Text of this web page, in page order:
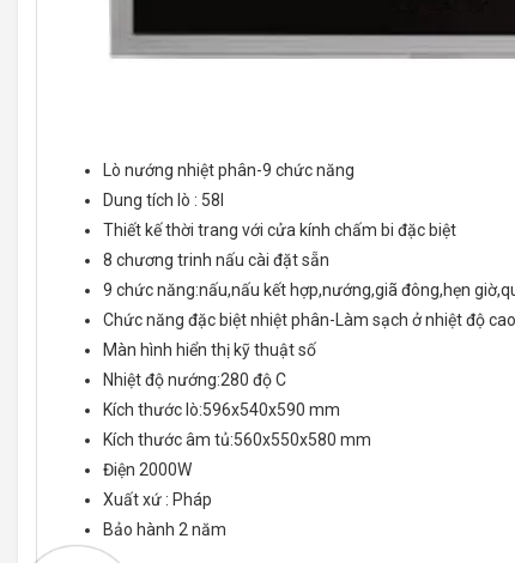
Lò nướng nhiệt phân-9 chức năng
Dung tích lò : 58l
Thiết kế thời trang với cửa kính chấm bi đặc biệt
8 chương trinh nấu cài đặt sẵn
9 chức năng:nấu,nấu kết hợp,nướng,giã đông,hẹn
Chức năng đặc biệt nhiệt phân-Làm sạch ở nhiệt độ cao
Màn hình hiển thị kỹ thuật số
Nhiệt độ nướng:280 độ C
Kích thước lò:596x540x590 mm
Kích thước âm tủ:560x550x580 mm
Điện 2000W
Xuất xứ : Pháp
Bảo hành 2 năm